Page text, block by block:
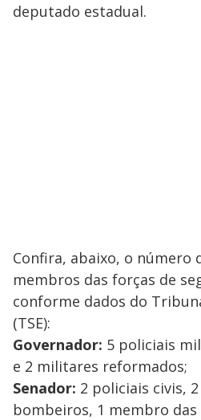
deputado estadual.
Confira, abaixo, o número
membros das forças de
conforme dados do
(TSE):
Governador: 5 policiais
e 2 militares reformados;
Senador: 2 policiais civis,
bombeiros, 1 membro das